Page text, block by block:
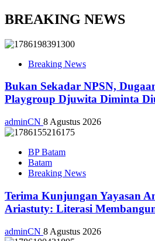
BREAKING NEWS
Breaking News
Bukan Sekadar NPSN,
Playgroup Djuwita Diminta
adminCN 8 Agustus 2026
BP Batam
Batam
Breaking News
Terima Kunjungan Yayasan
Ariastuty: Literasi
adminCN 8 Agustus 2026